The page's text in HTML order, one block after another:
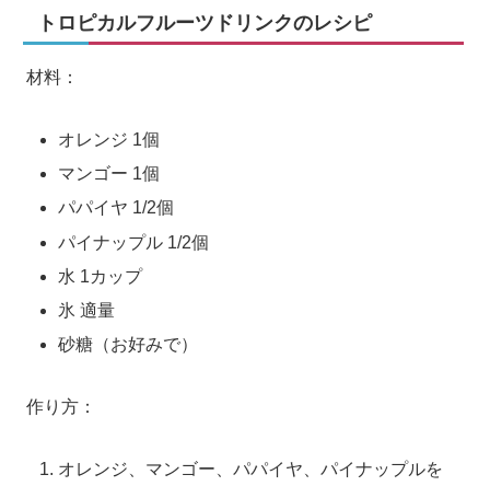
トロピカルフルーツドリンクのレシピ
材料：
オレンジ 1個
マンゴー 1個
パパイヤ 1/2個
パイナップル 1/2個
水 1カップ
氷 適量
砂糖（お好みで）
作り方：
オレンジ、マンゴー、パパイヤ、パイナップルを